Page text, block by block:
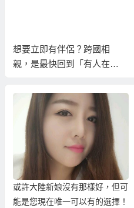
想要立即有伴侶？跨國相
親，是最快回到「有人在等
或許大陸新娘沒有那樣好，但可
能是您現在唯一可以有的選擇！